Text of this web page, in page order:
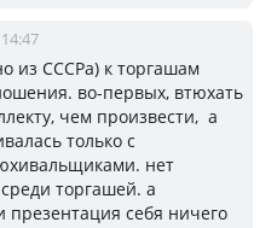
из СССРа) к торгашам
во-первых, втюхать
чем произвести, а
только с
нет
торгашей. а
презентация себя ничего